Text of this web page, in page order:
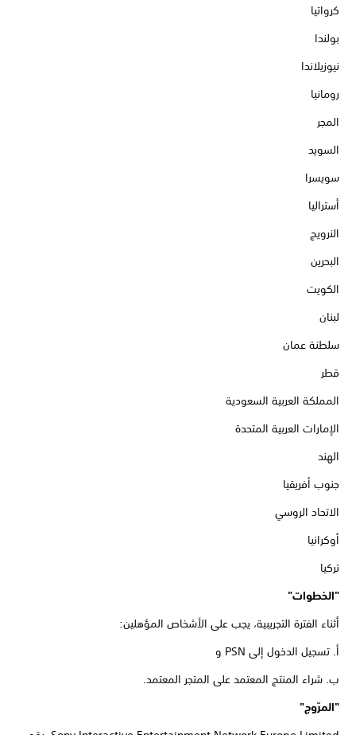
كرواتيا
بولندا
نيوزيلاندا
رومانيا
المجر
السويد
سويسرا
أستراليا
النرويج
البحرين
الكويت
لبنان
سلطنة عمان
قطر
المملكة العربية السعودية
الإمارات العربية المتحدة
الهند
جنوب أفريقيا
الاتحاد الروسي
أوكرانيا
تركيا
"الخطوات"
أثناء الفترة التجريبية، يجب على الأشخاص المؤهلين:
أ. تسجيل الدخول إلى PSN و
ب. شراء المنتج المعتمد على المتجر المعتمد.
"المرّوج"